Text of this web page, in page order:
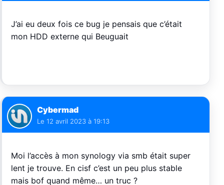
J’ai eu deux fois ce bug je pensais que c’était
mon HDD externe qui Beuguait
Cybermad
Le 12 avril 2023 à 19:13
Moi l’accès à mon synology via smb était super
lent je trouve. En cisf c’est un peu plus stable
mais bof quand même… un truc ?